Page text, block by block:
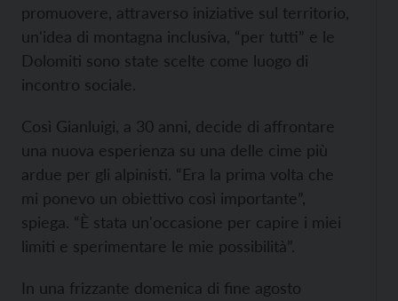
promuovere, attraverso iniziative sul territorio,
un'idea di montagna inclusiva, “per tutti” e le
Dolomiti sono state scelte come luogo di
incontro sociale.
Così Gianluigi, a 30 anni, decide di affrontare
una nuova esperienza su una delle cime più
ardue per gli alpinisti. “Era la prima volta che
mi ponevo un obiettivo così importante”,
spiega. “È stata un'occasione per capire i miei
limiti e sperimentare le mie possibilità”.
In una frizzante domenica di fine agosto